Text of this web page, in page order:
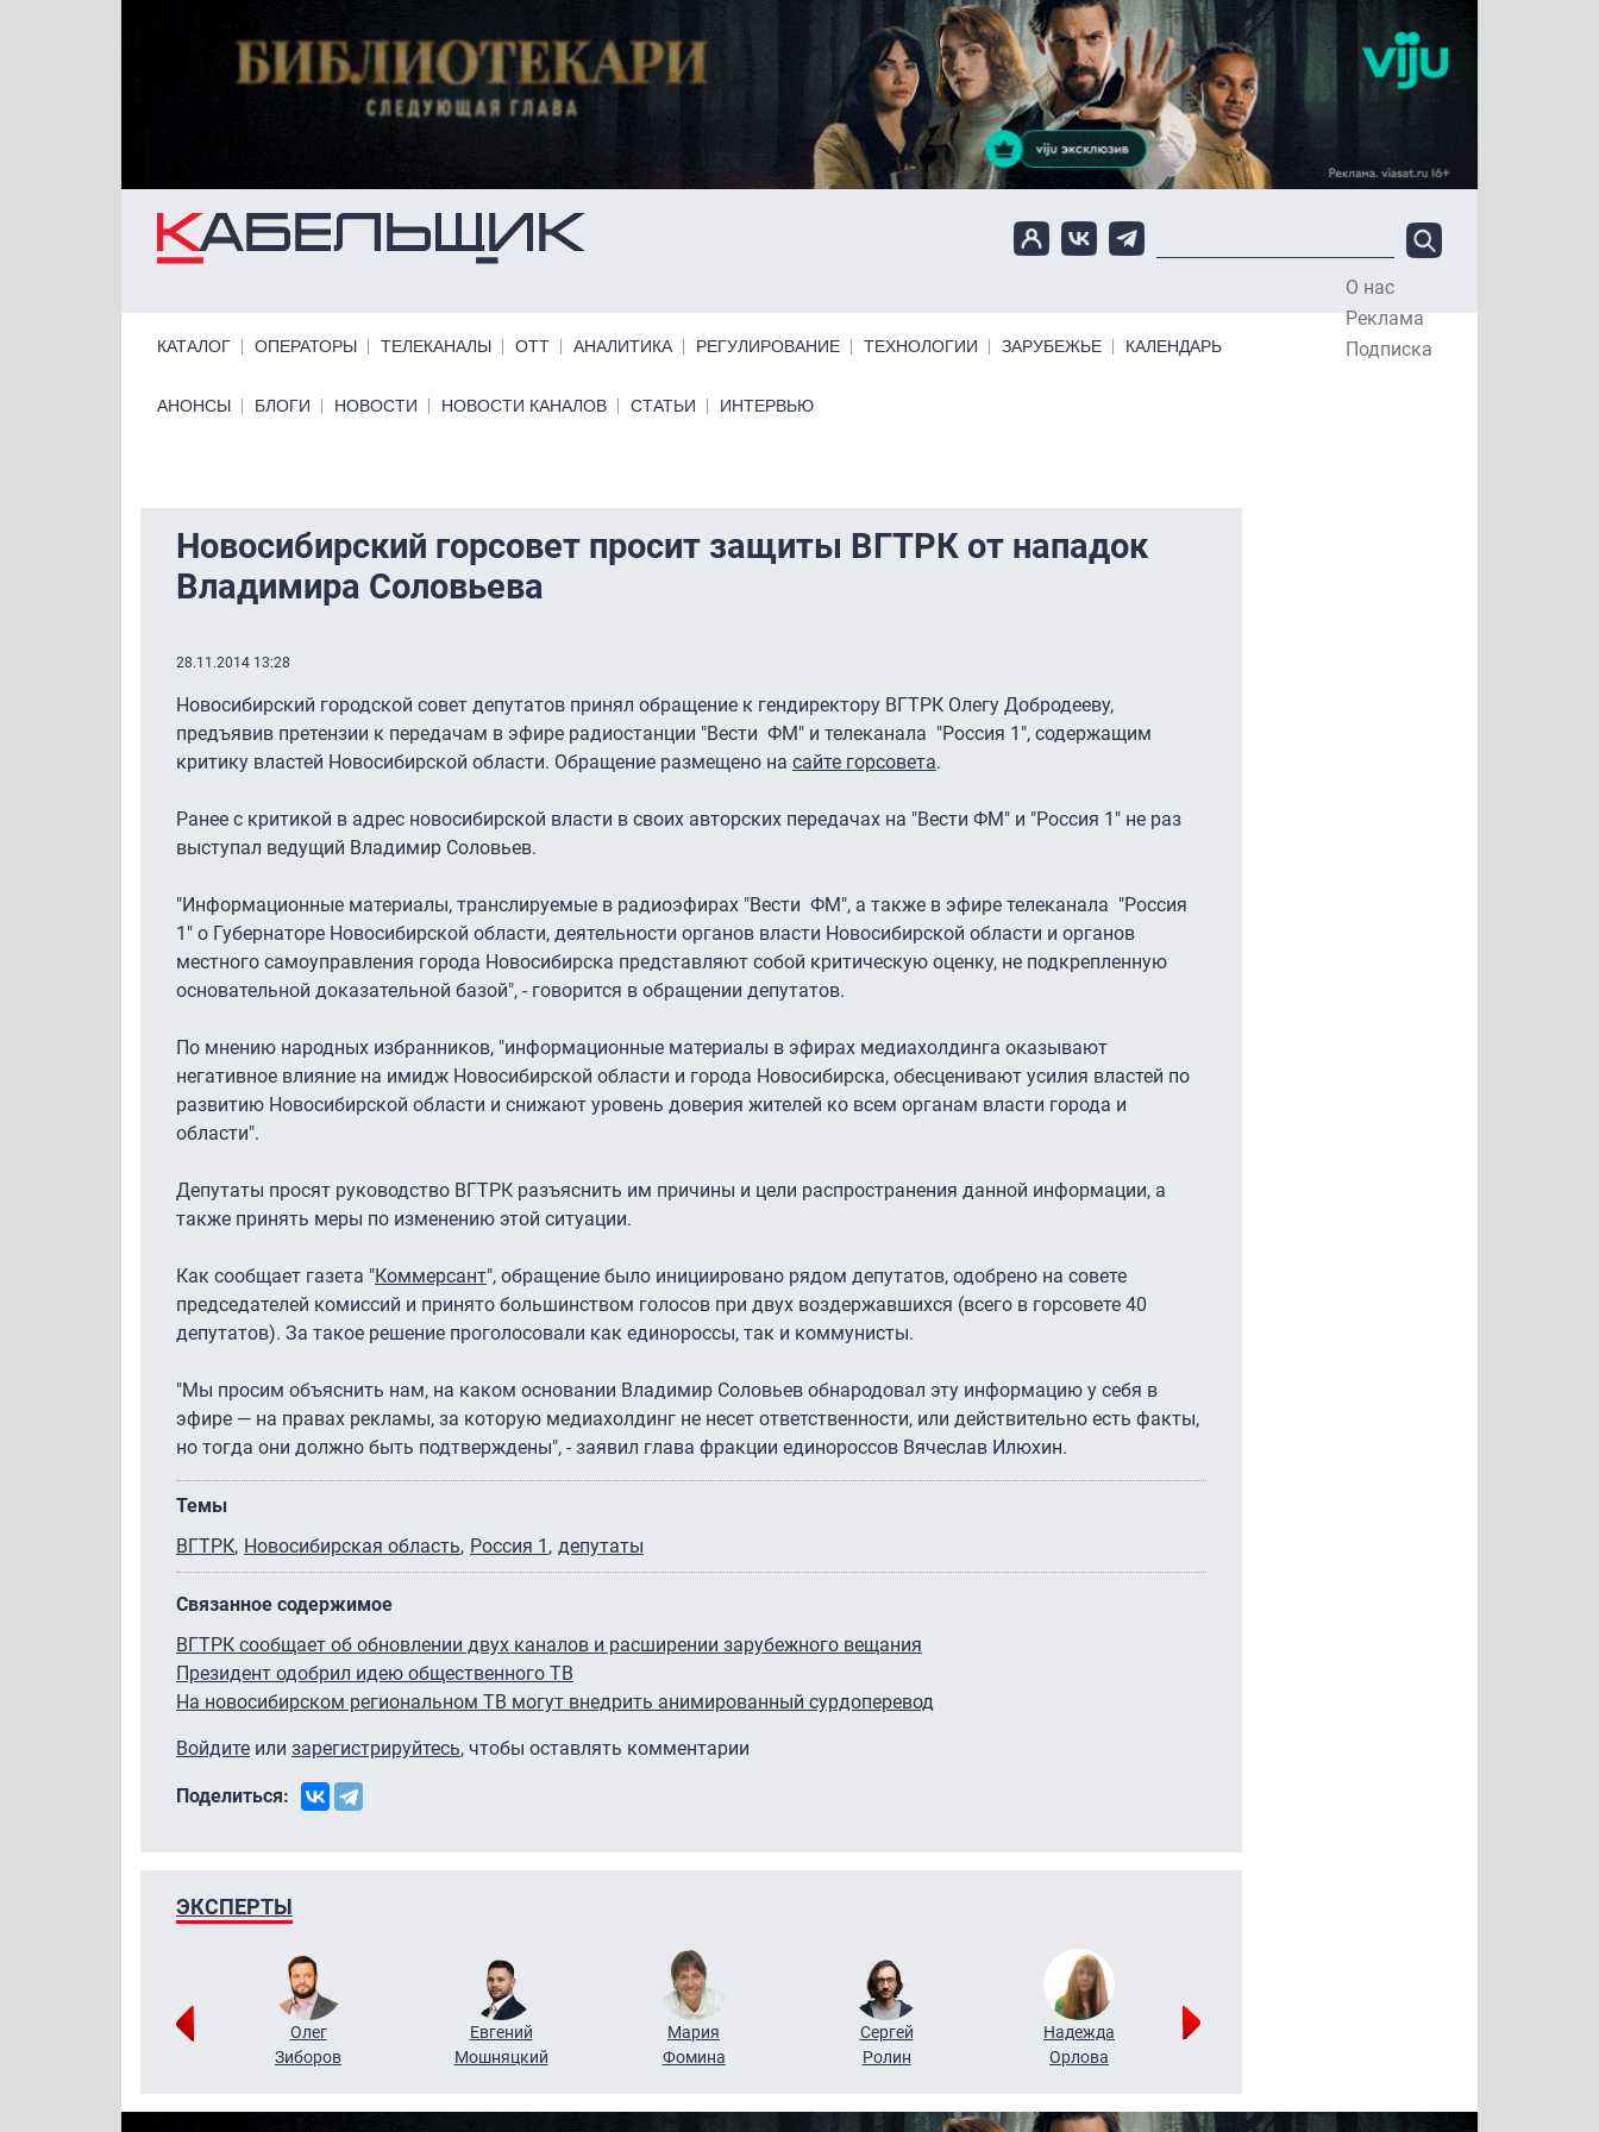
О нас
Реклама
Подписка
КАТАЛОГ ОПЕРАТОРЫ ТЕЛЕКАНАЛЫ ОТТ АНАЛИТИКА РЕГУЛИРОВАНИЕ ТЕХНОЛОГИИ ЗАРУБЕЖЬЕ КАЛЕНДАРЬ
Primary links bottom
АНОНСЫ БЛОГИ НОВОСТИ НОВОСТИ КАНАЛОВ СТАТЬИ ИНТЕРВЬЮ
Новосибирский горсовет просит защиты ВГТРК от нападок
Владимира Соловьева
28.11.2014 13:28
Новосибирский городской совет депутатов принял обращение к гендиректору ВГТРК Олегу Добродееву,
предъявив претензии к передачам в эфире радиостанции "Вести ФМ" и телеканала "Россия 1", содержащим
критику властей Новосибирской области. Обращение размещено на сайте горсовета.
Ранее с критикой в адрес новосибирской власти в своих авторских передачах на "Вести ФМ" и "Россия 1" не раз
выступал ведущий Владимир Соловьев.
"Информационные материалы, транслируемые в радиоэфирах "Вести ФМ", а также в эфире телеканала "Россия
1" о Губернаторе Новосибирской области, деятельности органов власти Новосибирской области и органов
местного самоуправления города Новосибирска представляют собой критическую оценку, не подкрепленную
основательной доказательной базой", - говорится в обращении депутатов.
По мнению народных избранников, "информационные материалы в эфирах медиахолдинга оказывают
негативное влияние на имидж Новосибирской области и города Новосибирска, обесценивают усилия властей по
развитию Новосибирской области и снижают уровень доверия жителей ко всем органам власти города и
области".
Депутаты просят руководство ВГТРК разъяснить им причины и цели распространения данной информации, а
также принять меры по изменению этой ситуации.
Как сообщает газета "Коммерсант", обращение было инициировано рядом депутатов, одобрено на совете
председателей комиссий и принято большинством голосов при двух воздержавшихся (всего в горсовете 40
депутатов). За такое решение проголосовали как единороссы, так и коммунисты.
"Мы просим объяснить нам, на каком основании Владимир Соловьев обнародовал эту информацию у себя в
эфире — на правах рекламы, за которую медиахолдинг не несет ответственности, или действительно есть факты,
но тогда они должно быть подтверждены", - заявил глава фракции единороссов Вячеслав Илюхин.
Темы
ВГТРК Новосибирская область Россия 1 депутаты
Связанное содержимое
ВГТРК сообщает об обновлении двух каналов и расширении зарубежного вещания
Президент одобрил идею общественного ТВ
На новосибирском региональном ТВ могут внедрить анимированный сурдоперевод
Войдите или зарегистрируйтесь, чтобы оставлять комментарии
Поделиться:
ЭКСПЕРТЫ
Олег
Зиборов
Евгений
Мошняцкий
Мария
Фомина
Сергей
Ролин
Надежда
Орлова